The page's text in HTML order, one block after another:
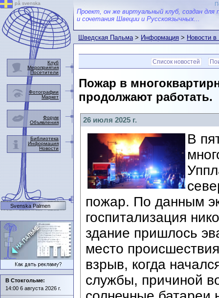
Проект, он же виртуальный клуб, создан для
и сочетания Швеции и Русскоязычных...
Шведская Пальма>Информация>Новости
Список новостей
Пожар в
продолжают работать.
26 июля 2025 г.
В
пожар. По данным
госпитализация
здание пришлось
место
взрыв, когда
службы, причиной
på svenska
Клуб
Мероприятия
Посетители
Фотографии
Маркет
Форум
Объявления
Библиотека
Информация
Новости
Svenska Palmen
В Стокгольме:
14:00 6 августа 2026 г.